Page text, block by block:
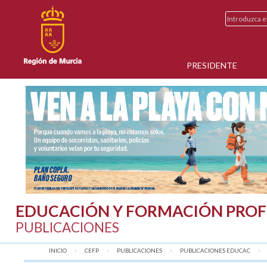
PRESIDENTE
EDUCACIÓN Y FORMACIÓN
PUBLICACIONES
INICIO CEFP PUBLICACIONES PUBLICACIONES EDUCAC